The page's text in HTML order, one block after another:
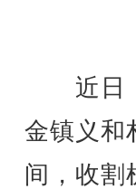
近日，
金镇义和
间，收割